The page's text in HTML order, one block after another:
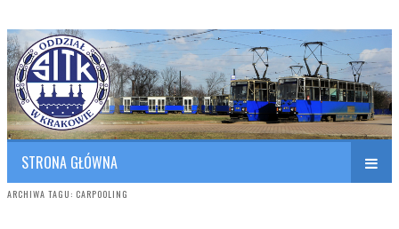
SITK RP Oddział w KRAKOWIE
Polish Association of Engineers & Technicians of Transportation
STRONA GŁÓWNA
ARCHIWA TAGU: CARPOOLING